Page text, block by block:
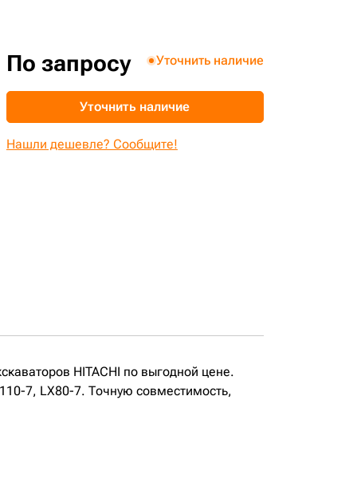
По запросу Уточнить наличие
Уточнить наличие
Нашли дешевле? Сообщите!
HITACHI по выгодной цене.
7, LX80-7. Точную совместимость,